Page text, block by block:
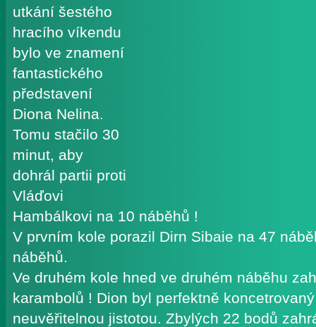
utkání šestého
hracího víkendu
bylo ve znamení
fantastického
představení
Diona Nelina.
Tomu stačilo 30
minut, aby
dohrál partii proti
Vláďovi
Hambálkovi na 10 náběhů !
V prvním kole porazil Dirn Sibaie na 47
náběhů.
Ve druhém kole hned ve druhém náběhu
karambolů ! Dion byl perfektně
neuvěřitelnou jistotou. Zbylých 22 bodů